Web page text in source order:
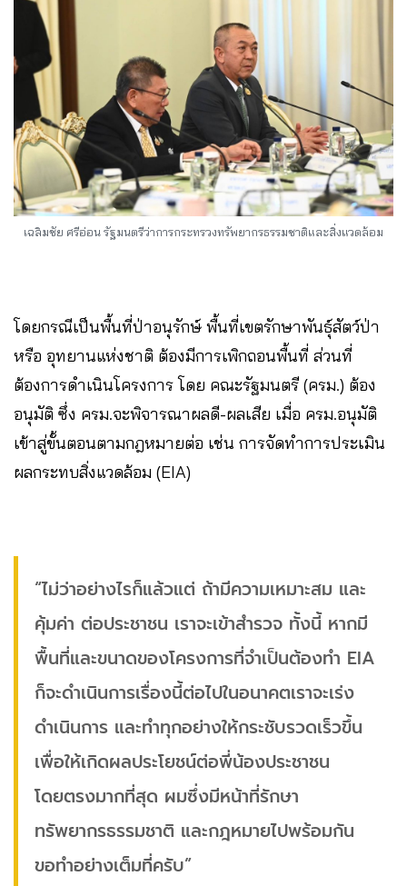
เฉลิมชัย ศรีอ่อน รัฐมนตรีว่าการกระทรวงทรัพยากรธรรมชาติและสิ่งแวดล้อม
โดยกรณีเป็นพื้นที่ป่าอนุรักษ์ พื้นที่เขตรักษาพันธุ์สัตว์ป่า
หรือ อุทยานแห่งชาติ ต้องมีการเพิกถอนพื้นที่ ส่วนที่
ต้องการดำเนินโครงการ โดย คณะรัฐมนตรี (ครม.) ต้อง
อนุมัติ ซึ่ง ครม.จะพิจารณาผลดี-ผลเสีย เมื่อ ครม.อนุมัติ
เข้าสู่ขั้นตอนตามกฎหมายต่อ เช่น การจัดทำการประเมิน
ผลกระทบสิ่งแวดล้อม (EIA)
“ไม่ว่าอย่างไรก็แล้วแต่ ถ้ามีความเหมาะสม และ
คุ้มค่า ต่อประชาชน เราจะเข้าสำรวจ ทั้งนี้ หากมี
พื้นที่และขนาดของโครงการที่จำเป็นต้องทำ EIA
ก็จะดำเนินการเรื่องนี้ต่อไปในอนาคตเราจะเร่ง
ดำเนินการ และทำทุกอย่างให้กระชับรวดเร็วขึ้น
เพื่อให้เกิดผลประโยชน์ต่อพี่น้องประชาชน
โดยตรงมากที่สุด ผมซึ่งมีหน้าที่รักษา
ทรัพยากรธรรมชาติ และกฎหมายไปพร้อมกัน
ขอทำอย่างเต็มที่ครับ”